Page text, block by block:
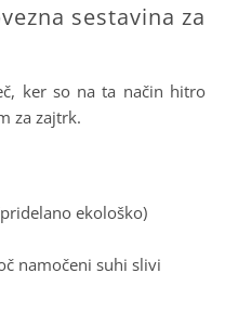
sestavina za
ker so na ta način hitro
za zajtrk.
ekološko)
namočeni suhi slivi